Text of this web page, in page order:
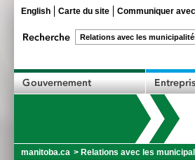
English Carte du site Communiquer
manitoba.ca > Relations avec les